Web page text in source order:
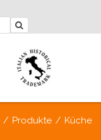
/ Produkte / Küche